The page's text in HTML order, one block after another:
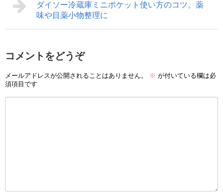
ダイソー冷蔵庫ミニポケット使い方のコツ。薬
味や目薬小物整理に
コメントをどうぞ
メールアドレスが公開されることはありません。 ※ が付いている欄は必
須項目です